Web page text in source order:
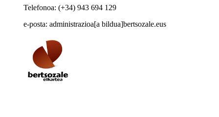
Telefonoa: (+34) 943 694 129
e-posta: administrazioa[a bildua]bertsozale.eus